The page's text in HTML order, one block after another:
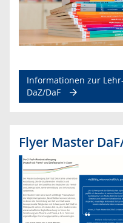
Informationen zur
DaZ/DaF
Flyer Master